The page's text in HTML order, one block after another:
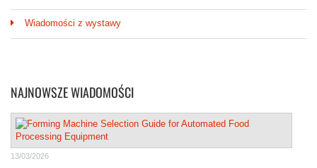
Wiadomości z wystawy
NAJNOWSZE WIADOMOŚCI
13/03/2026